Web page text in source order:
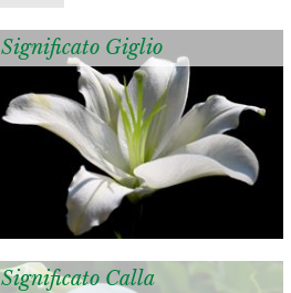
Significato Giglio
Significato Calla